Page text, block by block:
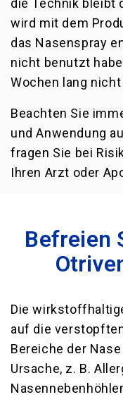
die Technik bleibt
wird mit dem
das Nasenspray
nicht benutzt
Wochen lang
Beachten Sie
und Anwendung
fragen Sie bei
Ihren Arzt oder
Befreien
Die
auf die
Bereiche der
Ursache, z. B.